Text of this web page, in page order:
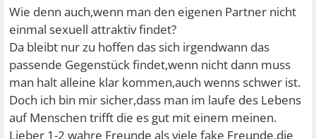
Wie denn auch,wenn man den eigenen Partner nicht
einmal sexuell attraktiv findet?
Da bleibt nur zu hoffen das sich irgendwann das
passende Gegenstück findet,wenn nicht dann muss
man halt alleine klar kommen,auch wenns schwer ist.
Doch ich bin mir sicher,dass man im laufe des Lebens
auf Menschen trifft die es gut mit einem meinen.
Lieber 1-2 wahre Freunde als viele fake Freunde,die